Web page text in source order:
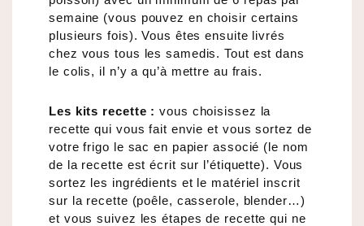
semaine (vous pouvez en choisir certains
plusieurs fois). Vous êtes ensuite livrés
chez vous tous les samedis. Tout est dans
le colis, il n’y a qu’à mettre au frais.
Les kits recette : vous choisissez la
recette qui vous fait envie et vous sortez de
votre frigo le sac en papier associé (le nom
de la recette est écrit sur l’étiquette). Vous
sortez les ingrédients et le matériel inscrit
sur la recette (poêle, casserole, blender…)
et vous suivez les étapes de recette qui ne